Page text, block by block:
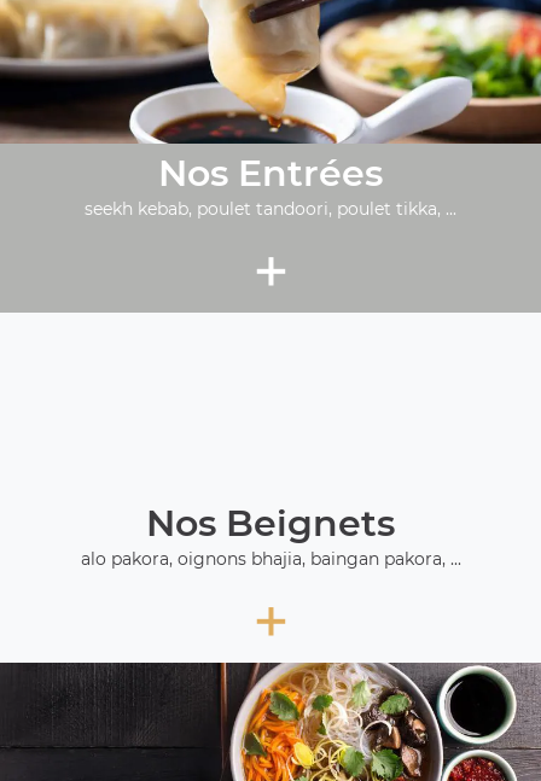
Nos Entrées
seekh kebab, poulet tandoori, poulet tikka, ...
+
Nos Beignets
alo pakora, oignons bhajia, baingan pakora, ...
+